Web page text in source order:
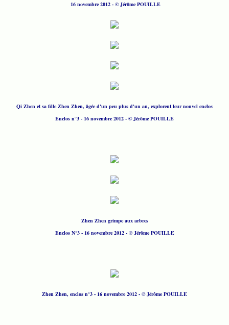
16 novembre 2012 - © Jérôme POUILLE
Qi Zhen et sa fille Zhen Zhen, âgée d'un peu plus d'un an, explorent leur nouvel enclos
Enclos n°3 - 16 novembre 2012 - © Jérôme POUILLE
Zhen Zhen grimpe aux arbres
Enclos N°3 - 16 novembre 2012 - © Jérôme POUILLE
Zhen Zhen, enclos n°3 - 16 novembre 2012 - © Jérôme POUILLE